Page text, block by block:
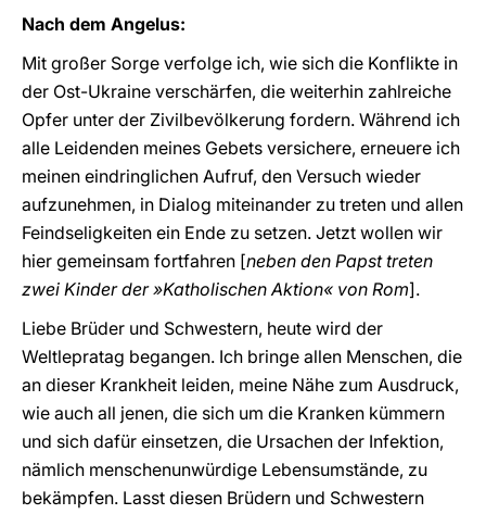
Nach dem Angelus:
Mit großer Sorge verfolge ich, wie sich die Konflikte in
der Ost-Ukraine verschärfen, die weiterhin zahlreiche
Opfer unter der Zivilbevölkerung fordern. Während ich
alle Leidenden meines Gebets versichere, erneuere ich
meinen eindringlichen Aufruf, den Versuch wieder
aufzunehmen, in Dialog miteinander zu treten und allen
Feindseligkeiten ein Ende zu setzen. Jetzt wollen wir
hier gemeinsam fortfahren [neben den Papst treten
zwei Kinder der »Katholischen Aktion« von Rom].
Liebe Brüder und Schwestern, heute wird der
Weltlepratag begangen. Ich bringe allen Menschen, die
an dieser Krankheit leiden, meine Nähe zum Ausdruck,
wie auch all jenen, die sich um die Kranken kümmern
und sich dafür einsetzen, die Ursachen der Infektion,
nämlich menschenunwürdige Lebensumstände, zu
bekämpfen. Lasst diesen Brüdern und Schwestern